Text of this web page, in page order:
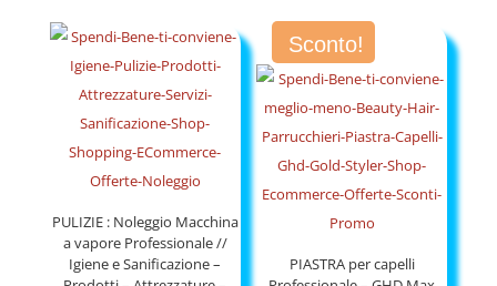
PULIZIE : Noleggio Macchina
a vapore Professionale //
Igiene e Sanificazione –
Sconto!
PIASTRA per capelli